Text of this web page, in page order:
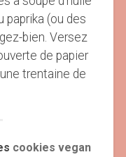
paprika (ou des
bien. Versez
de papier
trentaine de
cookies vegan